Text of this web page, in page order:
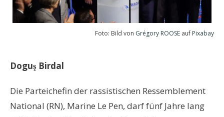
Foto: Bild von Grégory ROOSE auf Pixabay
Doguş Birdal
Die Parteichefin der rassistischen Ressemblement
National (RN), Marine Le Pen, darf fünf Jahre lang